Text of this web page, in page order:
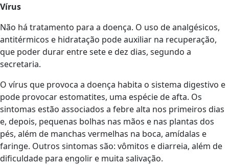
Vírus
Não há tratamento para a doença. O uso de analgésicos,
antitérmicos e hidratação pode auxiliar na recuperação,
que poder durar entre sete e dez dias, segundo a
secretaria.
O vírus que provoca a doença habita o sistema digestivo e
pode provocar estomatites, uma espécie de afta. Os
sintomas estão associados a febre alta nos primeiros dias
e, depois, pequenas bolhas nas mãos e nas plantas dos
pés, além de manchas vermelhas na boca, amídalas e
faringe. Outros sintomas são: vômitos e diarreia, além de
dificuldade para engolir e muita salivação.